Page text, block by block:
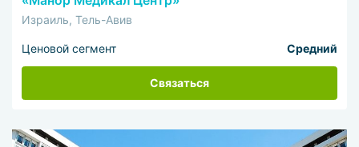
Израиль, Тель-Авив
Ценовой сегмент Средний
Связаться